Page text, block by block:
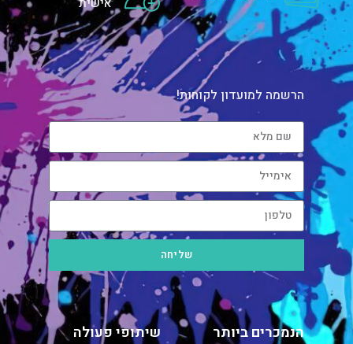
הרשמה למועדון לקוחות!
שליחה
הנמכרים ביותר שיתופי פעולה